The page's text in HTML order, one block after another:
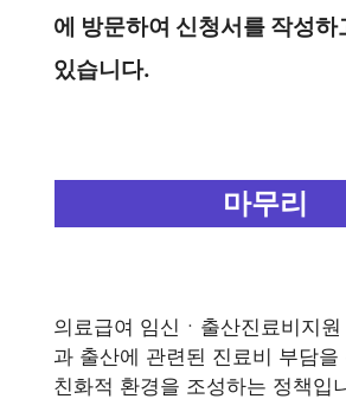
에 방문하여 신청서를 작성하
있습니다.
마무리
의료급여 임신ㆍ출산진료비지
과 출산에 관련된 진료비 부담
친화적 환경을 조성하는 정책입